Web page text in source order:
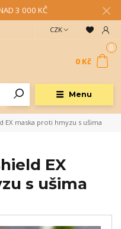
3 000 KČ
Menu
CZK
0
0 Kč
EX maska proti hmyzu s ušima
EX
s ušima